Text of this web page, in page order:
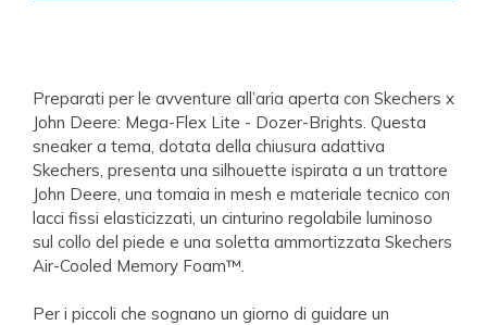
Preparati per le avventure all’aria aperta con Skechers x
John Deere: Mega-Flex Lite - Dozer-Brights. Questa
sneaker a tema, dotata della chiusura adattiva
Skechers, presenta una silhouette ispirata a un trattore
John Deere, una tomaia in mesh e materiale tecnico con
lacci fissi elasticizzati, un cinturino regolabile luminoso
sul collo del piede e una soletta ammortizzata Skechers
Air-Cooled Memory Foam™.
Per i piccoli che sognano un giorno di guidare un